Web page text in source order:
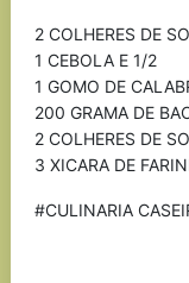
2 COLHERES DE
1 CEBOLA E 1/2
1 GOMO DE
200 GRAMA DE
2 COLHERES DE
3 XICARA DE
#CULINARIA